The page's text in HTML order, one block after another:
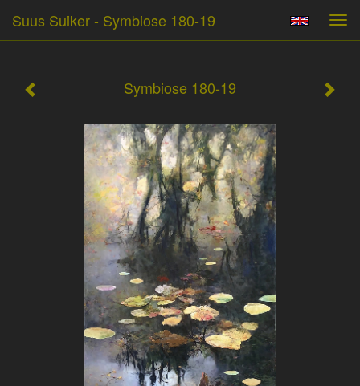
Suus Suiker - Symbiose 180-19
Symbiose 180-19